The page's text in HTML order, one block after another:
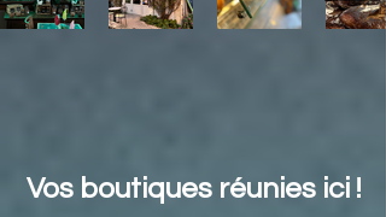
Vos boutiques réunies ici !